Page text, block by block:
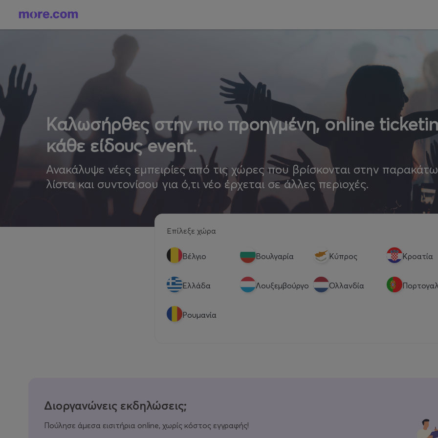
Καλωσήρθες στην πιο προηγμένη, online
κάθε είδους event.
Ανακάλυψε νέες εμπειρίες από τις χώρες που βρίσκονται στην παρακάτω
λίστα και συντονίσου για ό,τι νέο έρχεται σε άλλες περιοχές.
Επίλεξε χώρα
Βέλγιο Βουλγαρία Κύπρος Κροατία
Eλλάδα Λουξεμβούργο Ολλανδία
Ρουμανία
Διοργανώνεις εκδηλώσεις;
Πούλησε άμεσα εισιτήρια online, χωρίς κόστος εγγραφής!